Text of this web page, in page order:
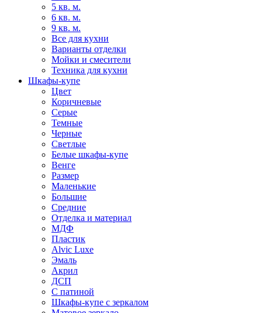
5 кв. м.
6 кв. м.
9 кв. м.
Все для кухни
Варианты отделки
Мойки и смесители
Техника для кухни
Шкафы-купе
Цвет
Коричневые
Серые
Темные
Черные
Светлые
Белые шкафы-купе
Венге
Размер
Маленькие
Большие
Средние
Отделка и материал
МДФ
Пластик
Alvic Luxe
Эмаль
Акрил
ДСП
С патиной
Шкафы-купе с зеркалом